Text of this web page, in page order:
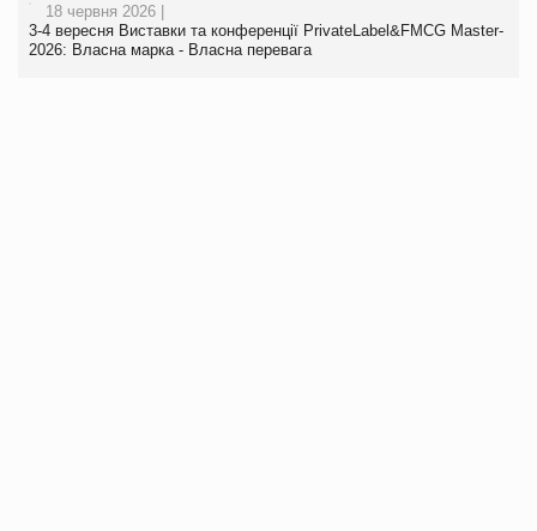
18 червня 2026 |
3-4 вересня Виставки та конференції PrivateLabel&FMCG Master-
2026: Власна марка - Власна перевага